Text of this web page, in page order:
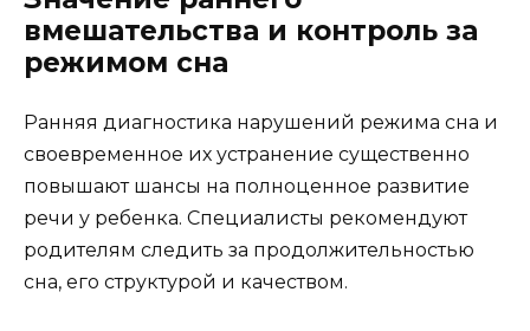
вмешательства и контроль за
режимом сна
Ранняя диагностика нарушений режима сна и
своевременное их устранение существенно
повышают шансы на полноценное развитие
речи у ребенка. Специалисты рекомендуют
родителям следить за продолжительностью
сна, его структурой и качеством.